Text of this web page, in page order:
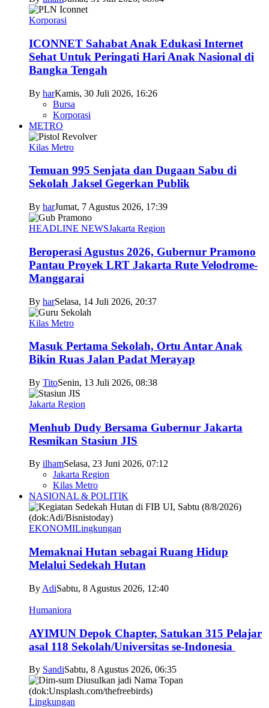
Korporasi
ICONNET Sahabat Anak Edukasi Internet
Sehat Untuk Peringati Hari Anak Nasional di
Bangka Tengah
By harKamis, 30 Juli 2026, 16:26
Bursa
Korporasi
METRO
Kilas Metro
Temuan 995 Senjata dan Dugaan Sabu di
Sekolah Jaksel Gegerkan Publik
By harJumat, 7 Agustus 2026, 17:39
HEADLINE NEWSJakarta Region
Beroperasi Agustus 2026, Gubernur Pramono
Pantau Proyek LRT Jakarta Rute Velodrome-
Manggarai
By harSelasa, 14 Juli 2026, 20:37
Kilas Metro
Masuk Pertama Sekolah, Ortu Antar Anak
Bikin Ruas Jalan Padat Merayap
By TitoSenin, 13 Juli 2026, 08:38
Jakarta Region
Menhub Dudy Bersama Gubernur Jakarta
Resmikan Stasiun JIS
By ilhamSelasa, 23 Juni 2026, 07:12
Jakarta Region
Kilas Metro
NASIONAL & POLITIK
EKONOMILingkungan
Memaknai Hutan sebagai Ruang Hidup
Melalui Sedekah Hutan
By AdiSabtu, 8 Agustus 2026, 12:40
Humaniora
AYIMUN Depok Chapter, Satukan 315 Pelajar
asal 118 Sekolah/Universitas se-Indonesia
By SandiSabtu, 8 Agustus 2026, 06:35
Lingkungan